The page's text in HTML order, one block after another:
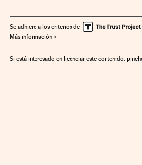
Organizaciones internacionales Finanzas
Se adhiere a los criterios de
Más información
Si está interesado en licenciar este contenido,